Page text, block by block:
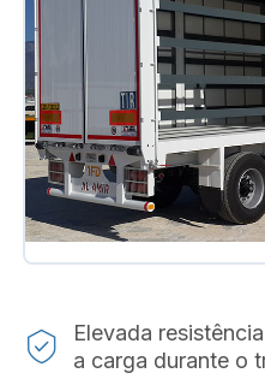
Elevada
a carga durante o